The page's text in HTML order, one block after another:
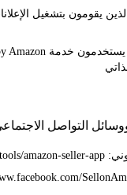
بتشغيل الإعلانات أو
الاجتماعي: